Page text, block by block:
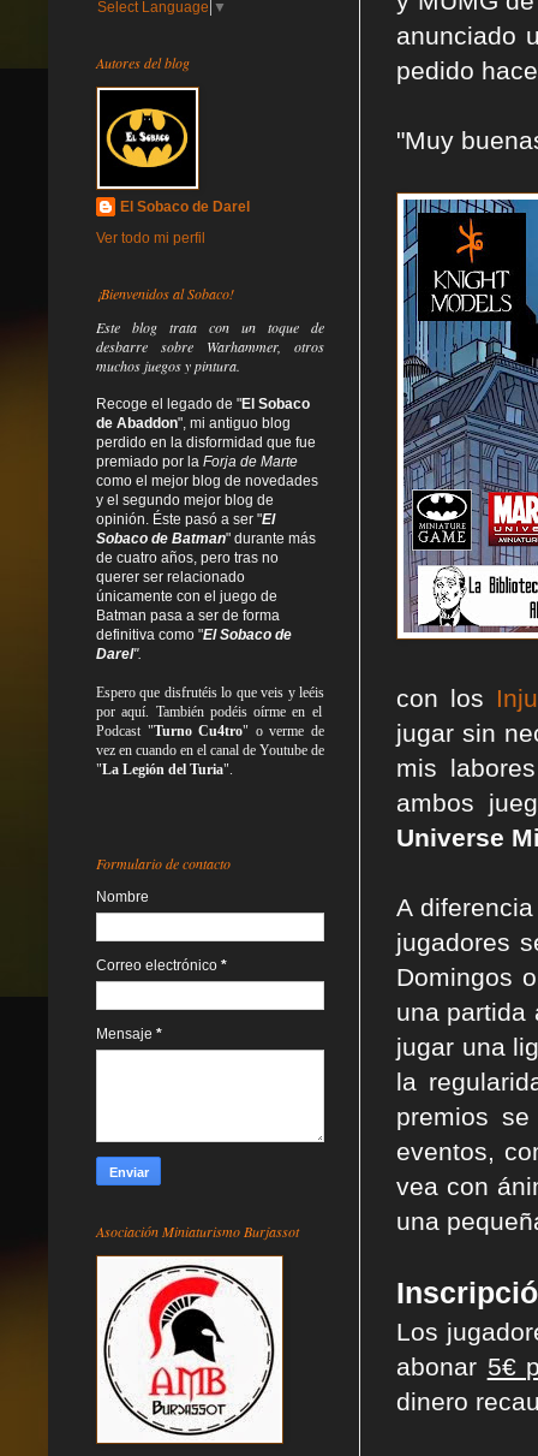
anunciado
pedido
"Muy
con los
jugar sin
mis
ambos
Universe
A
jugadores
Domingos
una
jugar una
la
premios
eventos,
vea con
una
Los
abonar 5€
dinero
Select Language ▼
Autores del blog
El Sobaco de Darel
Ver todo mi perfil
¡Bienvenidos al Sobaco!
Este blog trata con un toque de
desbarre sobre Warhammer, otros
muchos juegos y pintura.
Recoge el legado de "El Sobaco
de Abaddon", mi antiguo blog
perdido en la disformidad que fue
premiado por la Forja de Marte
como el mejor blog de novedades
y el segundo mejor blog de
opinión. Éste pasó a ser "El
Sobaco de Batman" durante más
de cuatro años, pero tras no
querer ser relacionado
únicamente con el juego de
Batman pasa a ser de forma
definitiva como "El Sobaco de
Darel".
Espero que disfrutéis lo queveis yleéis
por aquí. También podéis oírme en el
Podcast "Turno Cu4tro" o verme de
vez en cuando en el canal de Youtube de
"La Legión del Turia".
Formulario de contacto
Nombre
Correo electrónico *
Mensaje *
Asociación Miniaturismo Burjassot